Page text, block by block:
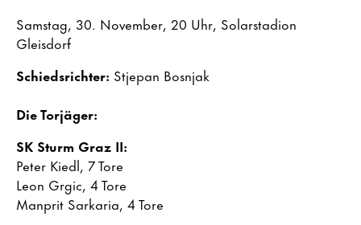
Samstag, 30. November, 20 Uhr, Solarstadion
Gleisdorf
Schiedsrichter: Stjepan Bosnjak
Die Torjäger:
SK Sturm Graz II:
Peter Kiedl, 7 Tore
Leon Grgic, 4 Tore
Manprit Sarkaria, 4 Tore